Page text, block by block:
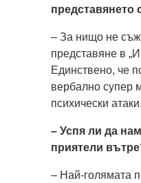
представянето
– За нищо не
представяне в
Единствено, че
вербално супер
психически атаки.
– Успя ли да
приятели
– Най-голямата